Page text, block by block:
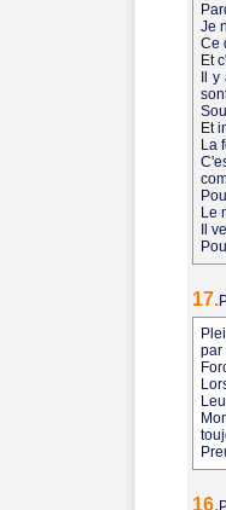
Je
Ce
Et
Il
Et
La
Le
Il
17.
par
16.